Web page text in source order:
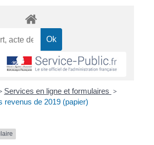
Services en ligne et formulaires >
revenus de 2019 (papier)